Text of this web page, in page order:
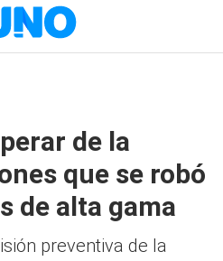
de la
que se robó
de alta gama
preventiva de la